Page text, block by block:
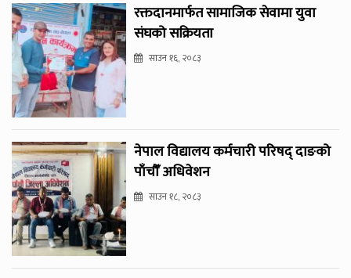
रक्तदानमार्फत सामाजिक सेवामा युवा
संघको सक्रियता
साउन १६, २०८३
नेपाल विद्यालय कर्मचारी परिषद् दाङको
पाँचौँ अधिवेशन
साउन १८, २०८३